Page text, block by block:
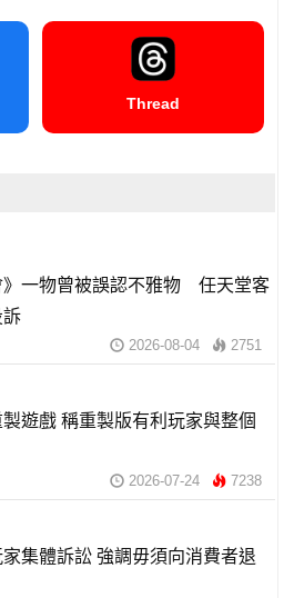
Thread
》一物曾被誤認不雅物 任天堂客
訴
2026-08-04 2751
遊戲 稱重製版有利玩家與整個
2026-07-24 7238
集體訴訟 強調毋須向消費者退